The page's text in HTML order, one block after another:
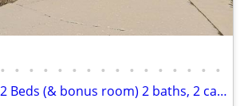
• • • • • • • • • • • • • • • •
Waukee 2 Beds (& bonus room) 2 baths, 2 car garage